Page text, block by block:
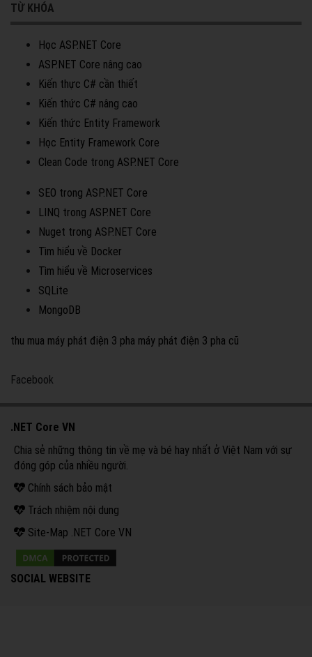
TỪ KHÓA
Học ASP.NET Core
ASP.NET Core nâng cao
Kiến thực C# cần thiết
Kiến thức C# nâng cao
Kiến thức Entity Framework
Học Entity Framework Core
Clean Code trong ASP.NET Core
SEO trong ASP.NET Core
LINQ trong ASP.NET Core
Nuget trong ASP.NET Core
Tìm hiểu về Docker
Tìm hiểu về Microservices
SQLite
MongoDB
thu mua máy phát điện 3 pha máy phát điện 3 pha cũ
Facebook
.NET Core VN
Chia sẻ những thông tin về mẹ và bé hay nhất ở Việt Nam với sự
đóng góp của nhiều người.
Chính sách bảo mật
Trách nhiệm nội dung
Site-Map .NET Core VN
SOCIAL WEBSITE